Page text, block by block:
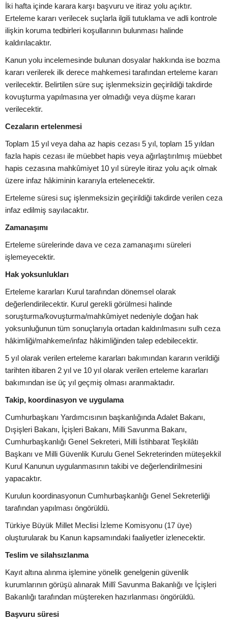
İki hafta içinde karara karşı başvuru ve itiraz yolu açıktır.
Erteleme kararı verilecek suçlarla ilgili tutuklama ve adli kontrole
ilişkin koruma tedbirleri koşullarının bulunması halinde
kaldırılacaktır.
Kanun yolu incelemesinde bulunan dosyalar hakkında ise bozma
kararı verilerek ilk derece mahkemesi tarafından erteleme kararı
verilecektir. Belirtilen süre suç işlenmeksizin geçirildiği takdirde
kovuşturma yapılmasına yer olmadığı veya düşme kararı
verilecektir.
Cezaların ertelenmesi
Toplam 15 yıl veya daha az hapis cezası 5 yıl, toplam 15 yıldan
fazla hapis cezası ile müebbet hapis veya ağırlaştırılmış müebbet
hapis cezasına mahkûmiyet 10 yıl süreyle itiraz yolu açık olmak
üzere infaz hâkiminin kararıyla ertelenecektir.
Erteleme süresi suç işlenmeksizin geçirildiği takdirde verilen ceza
infaz edilmiş sayılacaktır.
Zamanaşımı
Erteleme sürelerinde dava ve ceza zamanaşımı süreleri
işlemeyecektir.
Hak yoksunlukları
Erteleme kararları Kurul tarafından dönemsel olarak
değerlendirilecektir. Kurul gerekli görülmesi halinde
soruşturma/kovuşturma/mahkûmiyet nedeniyle doğan hak
yoksunluğunun tüm sonuçlarıyla ortadan kaldırılmasını sulh ceza
hâkimliği/mahkeme/infaz hâkimliğinden talep edebilecektir.
5 yıl olarak verilen erteleme kararları bakımından kararın verildiği
tarihten itibaren 2 yıl ve 10 yıl olarak verilen erteleme kararları
bakımından ise üç yıl geçmiş olması aranmaktadır.
Takip, koordinasyon ve uygulama
Cumhurbaşkanı Yardımcısının başkanlığında Adalet Bakanı,
Dışişleri Bakanı, İçişleri Bakanı, Milli Savunma Bakanı,
Cumhurbaşkanlığı Genel Sekreteri, Milli İstihbarat Teşkilâtı
Başkanı ve Milli Güvenlik Kurulu Genel Sekreterinden müteşekkil
Kurul Kanunun uygulanmasının takibi ve değerlendirilmesini
yapacaktır.
Kurulun koordinasyonun Cumhurbaşkanlığı Genel Sekreterliği
tarafından yapılması öngörüldü.
Türkiye Büyük Millet Meclisi İzleme Komisyonu (17 üye)
oluşturularak bu Kanun kapsamındaki faaliyetler izlenecektir.
Teslim ve silahsızlanma
Kayıt altına alınma işlemine yönelik genelgenin güvenlik
kurumlarının görüşü alınarak Millî Savunma Bakanlığı ve İçişleri
Bakanlığı tarafından müştereken hazırlanması öngörüldü.
Başvuru süresi